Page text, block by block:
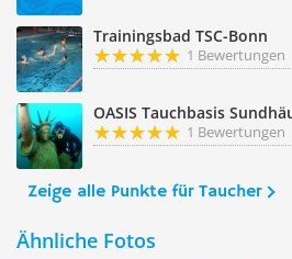
Trainingsbad TSC-Bonn
1 Bewertungen
OASIS Tauchbasis
1 Bewertungen
Zeige alle Punkte für Taucher
Ähnliche Fotos